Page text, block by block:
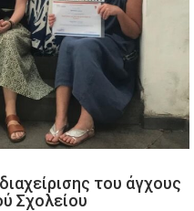
του άγχους
Σχολείου